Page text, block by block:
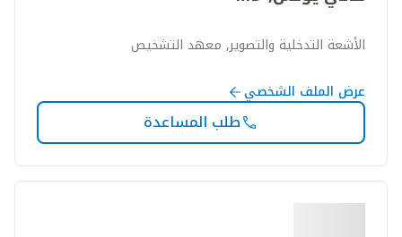
الأشعة التدخلية والتصوير, معهد التشخيص
عرض الملف الشخصي
طلب المساعدة